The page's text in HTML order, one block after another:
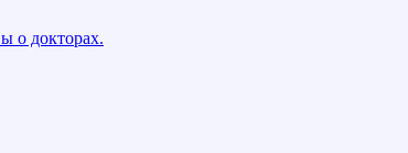
о докторах.